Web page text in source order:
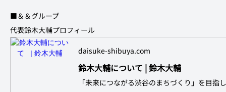
■＆＆グループ
代表鈴木大輔プロフィール
daisuke-shibuya.com
鈴木大輔について | 鈴木大輔